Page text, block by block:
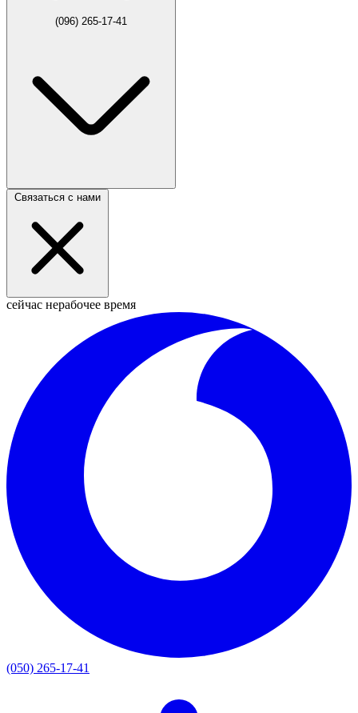
(096) 265-17-41
Связаться с нами
сейчас нерабочее время
(050) 265-17-41